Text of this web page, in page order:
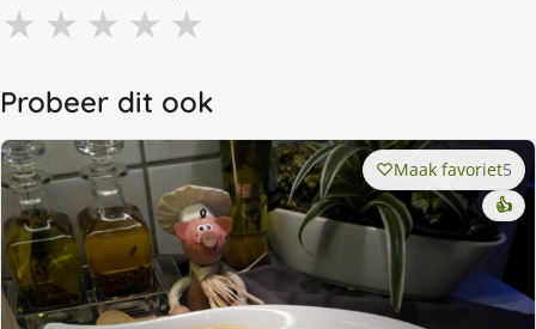
★ ★ ★ ★ ★
Probeer dit ook
Maak favoriet5
👍